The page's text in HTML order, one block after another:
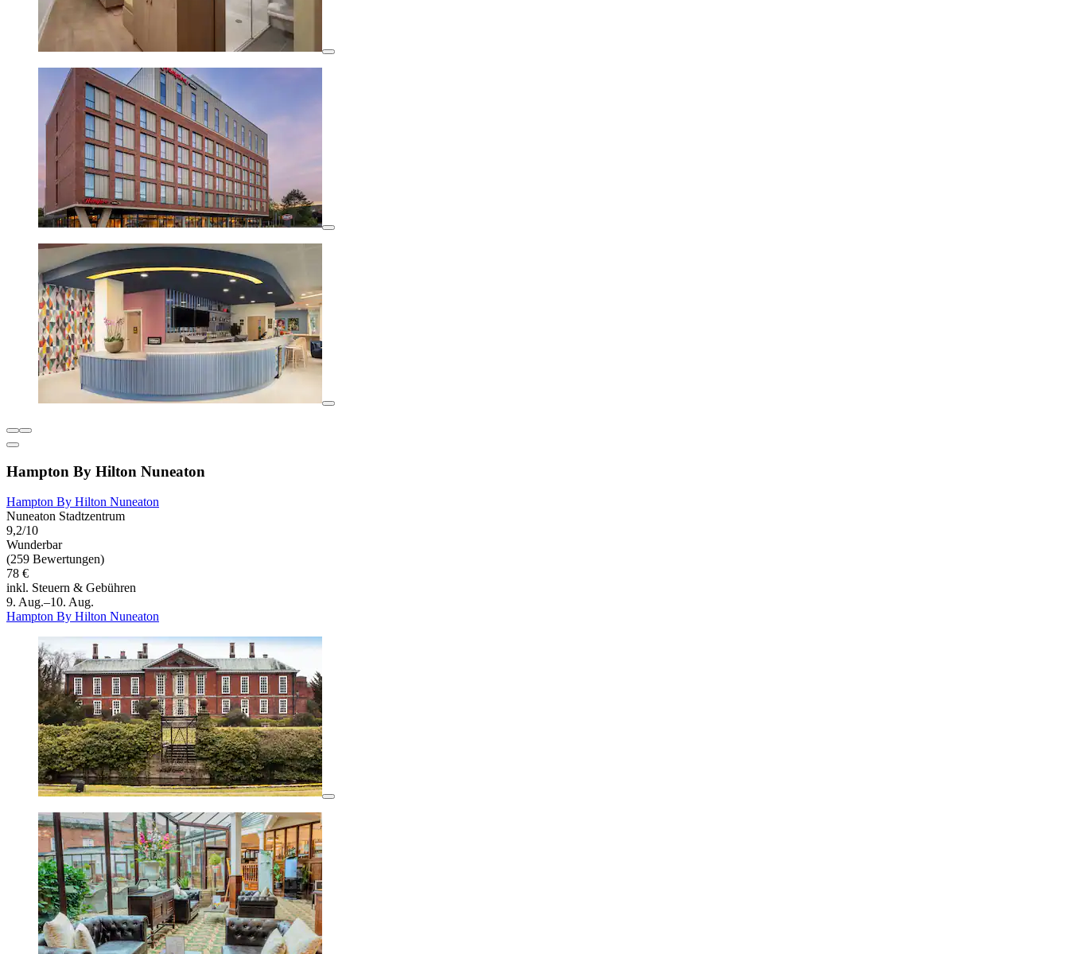
Hampton By Hilton Nuneaton
Hampton By Hilton Nuneaton
Nuneaton Stadtzentrum
9,2/10
Wunderbar
(259 Bewertungen)
78 €
inkl. Steuern & Gebühren
9. Aug.–10. Aug.
Hampton By Hilton Nuneaton